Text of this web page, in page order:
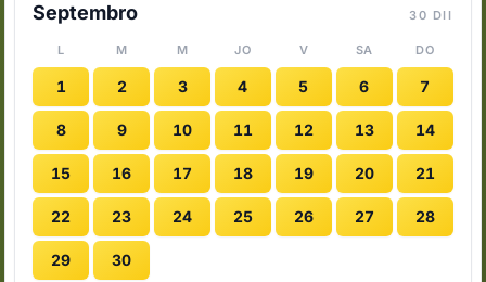
Septembro 30 DII
L M M JO V SA DO
1 2 3 4 5 6 7
8 9 10 11 12 13 14
15 16 17 18 19 20 21
22 23 24 25 26 27 28
29 30